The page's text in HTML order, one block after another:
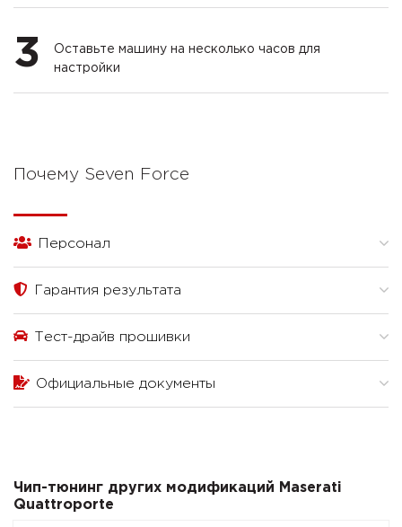
3
Оставьте машину на несколько часов для
настройки
Почему Seven Force
Персонал
Гарантия результата
Тест-драйв прошивки
Официальные документы
Чип-тюнинг других модификаций Maserati
Quattroporte